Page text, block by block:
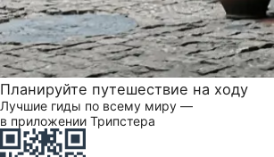
Планируйте путешествие на ходу
Лучшие гиды по всему миру —
в приложении Трипстера